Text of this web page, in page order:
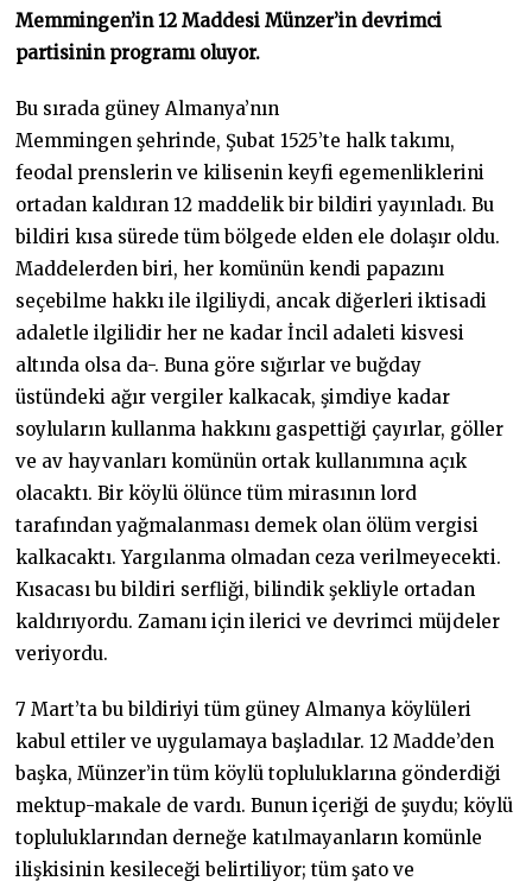
Memmingen’in 12 Maddesi Münzer’in devrimci
partisinin programı oluyor.
Bu sırada güney Almanya’nın
Memmingen şehrinde, Şubat 1525’te halk takımı,
feodal prenslerin ve kilisenin keyfi egemenliklerini
ortadan kaldıran 12 maddelik bir bildiri yayınladı. Bu
bildiri kısa sürede tüm bölgede elden ele dolaşır oldu.
Maddelerden biri, her komünün kendi papazını
seçebilme hakkı ile ilgiliydi, ancak diğerleri iktisadi
adaletle ilgilidir her ne kadar İncil adaleti kisvesi
altında olsa da-. Buna göre sığırlar ve buğday
üstündeki ağır vergiler kalkacak, şimdiye kadar
soyluların kullanma hakkını gaspettiği çayırlar, göller
ve av hayvanları komünün ortak kullanımına açık
olacaktı. Bir köylü ölünce tüm mirasının lord
tarafından yağmalanması demek olan ölüm vergisi
kalkacaktı. Yargılanma olmadan ceza verilmeyecekti.
Kısacası bu bildiri serfliği, bilindik şekliyle ortadan
kaldırıyordu. Zamanı için ilerici ve devrimci müjdeler
veriyordu.
7 Mart’ta bu bildiriyi tüm güney Almanya köylüleri
kabul ettiler ve uygulamaya başladılar. 12 Madde’den
başka, Münzer’in tüm köylü topluluklarına gönderdiği
mektup-makale de vardı. Bunun içeriği de şuydu; köylü
topluluklarından derneğe katılmayanların komünle
ilişkisinin kesileceği belirtiliyor; tüm şato ve